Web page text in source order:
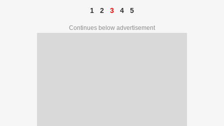
1 2 3 4 5
Continues below advertisement